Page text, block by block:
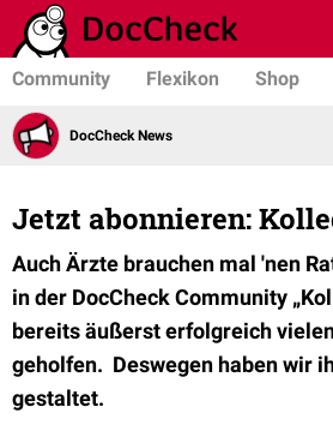
Community Flexikon Shop
DocCheck News
Jetzt abonnieren:
Auch Ärzte brauchen mal 'nen
in der DocCheck Community
bereits äußerst erfolgreich
geholfen. Deswegen haben wir
gestaltet.